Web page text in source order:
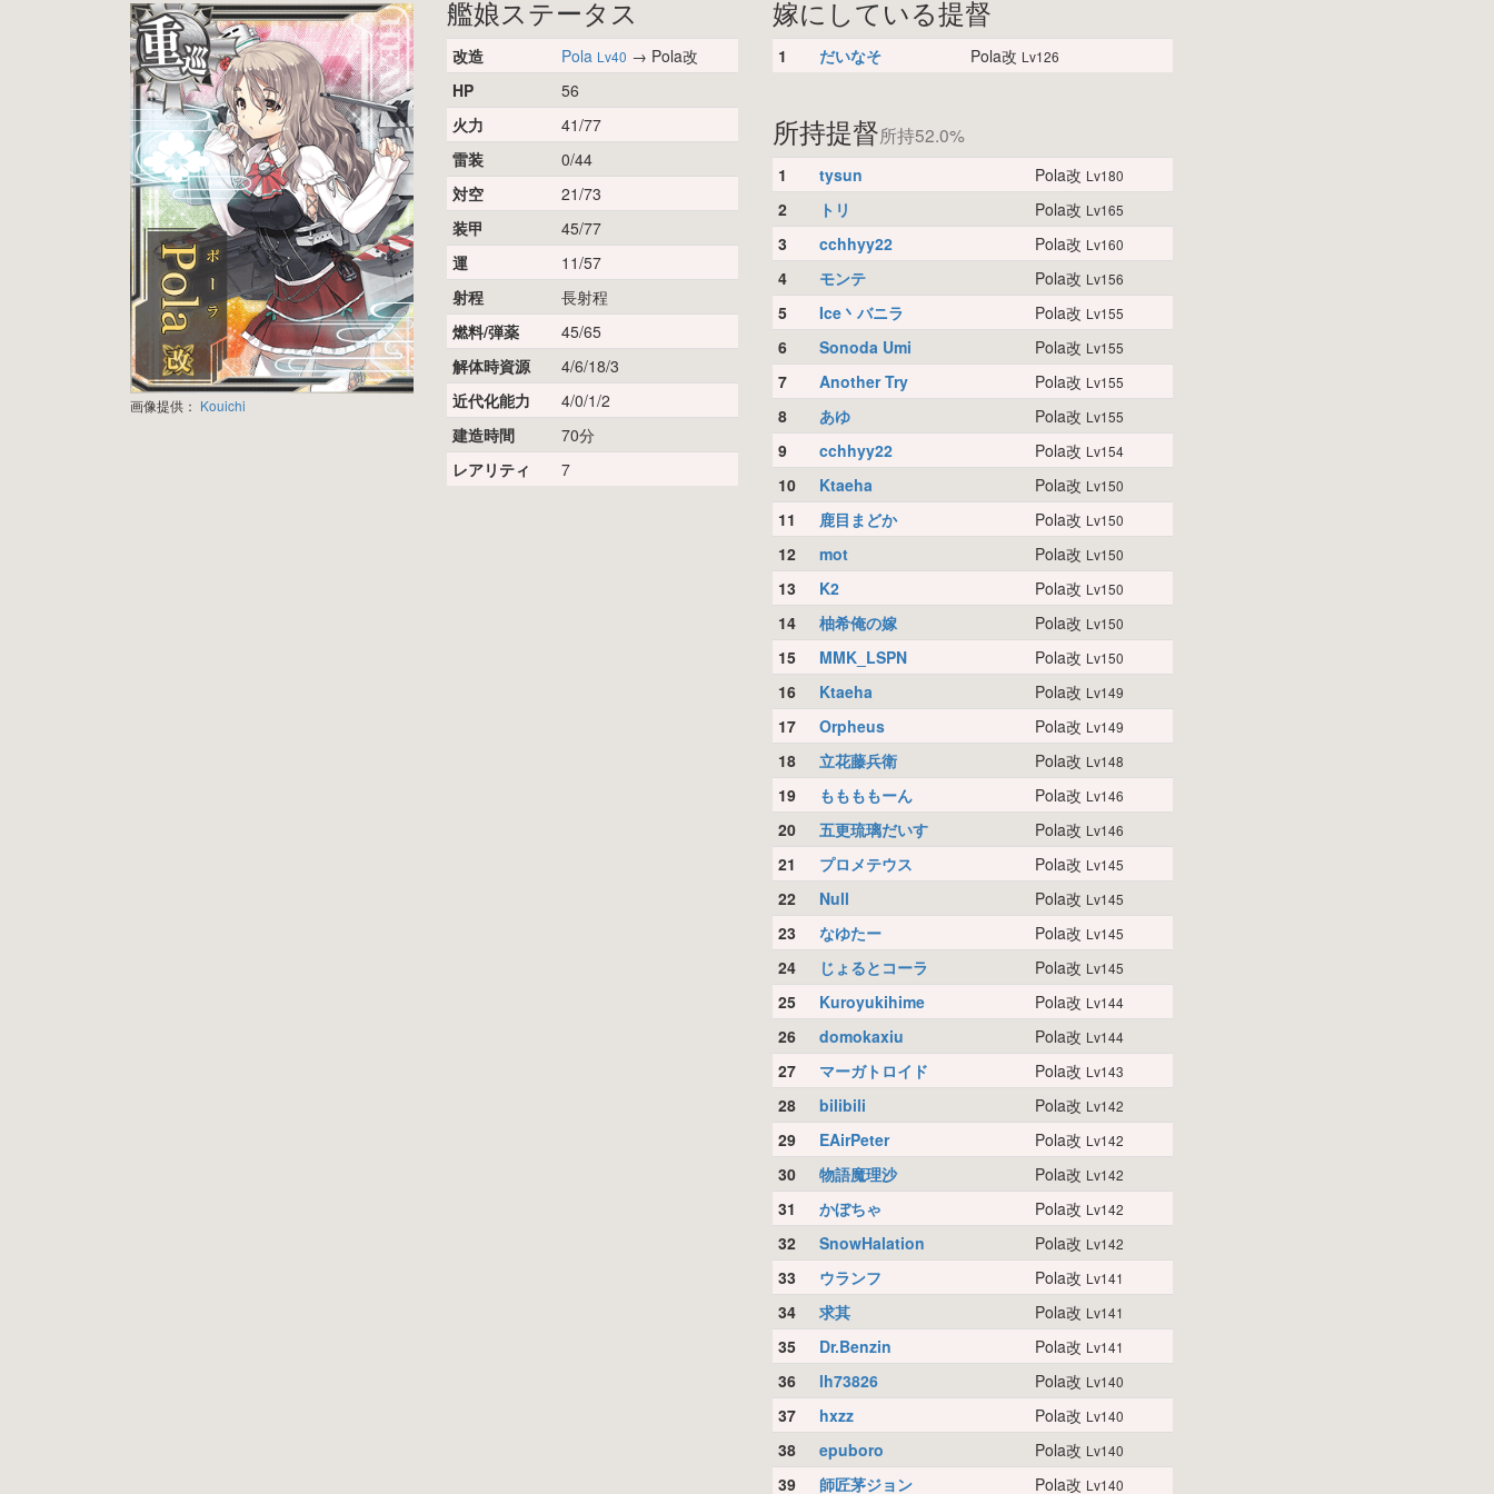
画像提供： Kouichi
艦娘ステータス
改造 Pola Lv40 → Pola改
HP
56
火力
41/77
雷装
0/44
対空
21/73
装甲
45/77
運
11/57
射程
長射程
燃料/弾薬
45/65
解体時資源
4/6/18/3
近代化能力
4/0/1/2
建造時間
70分
レアリティ
7
嫁にしている提督
1 だいなそ Pola改 Lv126
所持提督所持52.0%
1 tysun Pola改 Lv180
2 トリ Pola改 Lv165
3 cchhyy22 Pola改 Lv160
4 モンテ Pola改 Lv156
5 Ice丶バニラ Pola改 Lv155
6 Sonoda Umi Pola改 Lv155
7 Another Try Pola改 Lv155
8 あゆ Pola改 Lv155
9 cchhyy22 Pola改 Lv154
10 Ktaeha Pola改 Lv150
11 鹿目まどか Pola改 Lv150
12 mot Pola改 Lv150
13 K2 Pola改 Lv150
14 柚希俺の嫁 Pola改 Lv150
15 MMK_LSPN Pola改 Lv150
16 Ktaeha Pola改 Lv149
17 Orpheus Pola改 Lv149
18 立花藤兵衛 Pola改 Lv148
19 ももももーん Pola改 Lv146
20 五更琉璃だいす Pola改 Lv146
21 プロメテウス Pola改 Lv145
22 Null Pola改 Lv145
23 なゆたー Pola改 Lv145
24 じょるとコーラ Pola改 Lv145
25 Kuroyukihime Pola改 Lv144
26 domokaxiu Pola改 Lv144
27 マーガトロイド Pola改 Lv143
28 bilibili Pola改 Lv142
29 EAirPeter Pola改 Lv142
30 物語魔理沙 Pola改 Lv142
31 かぼちゃ Pola改 Lv142
32 SnowHalation Pola改 Lv142
33 ウランフ Pola改 Lv141
34 求其 Pola改 Lv141
35 Dr.Benzin Pola改 Lv141
36 lh73826 Pola改 Lv140
37 hxzz Pola改 Lv140
38 epuboro Pola改 Lv140
39 師匠茅ジョン Pola改 Lv140